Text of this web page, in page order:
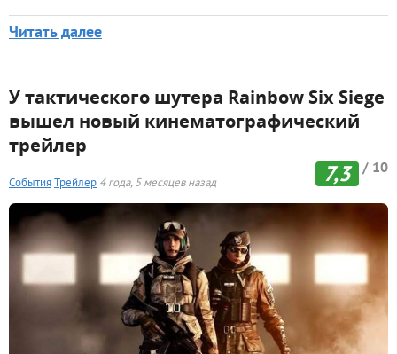
Читать далее
У тактического шутера Rainbow Six Siege
вышел новый кинематографический
трейлер
7,3 / 10
СобытияТрейлер 4 года, 5 месяцев назад